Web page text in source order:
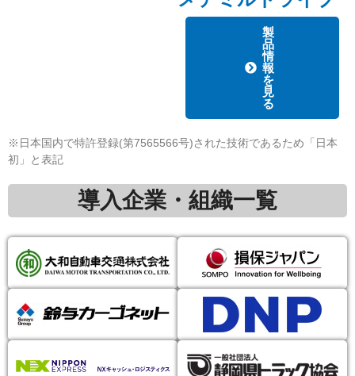
製
品
情
報
を
見
る
※日本国内で特許登録(第7565566号)された技術であるため「日本
初」と表記
導入企業・組織一覧